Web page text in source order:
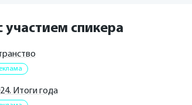
спикера
Итоги года